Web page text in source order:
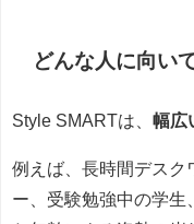
どんな人に向い
Style SMARTは、 幅広
例えば、長時間デスク
ー、受験勉強中の学生